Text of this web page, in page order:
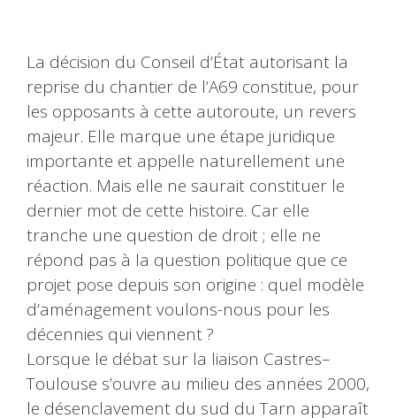
La décision du Conseil d’État autorisant la
reprise du chantier de l’A69 constitue, pour
les opposants à cette autoroute, un revers
majeur. Elle marque une étape juridique
importante et appelle naturellement une
réaction. Mais elle ne saurait constituer le
dernier mot de cette histoire. Car elle
tranche une question de droit ; elle ne
répond pas à la question politique que ce
projet pose depuis son origine : quel modèle
d’aménagement voulons-nous pour les
décennies qui viennent ?
Lorsque le débat sur la liaison Castres–
Toulouse s’ouvre au milieu des années 2000,
le désenclavement du sud du Tarn apparaît